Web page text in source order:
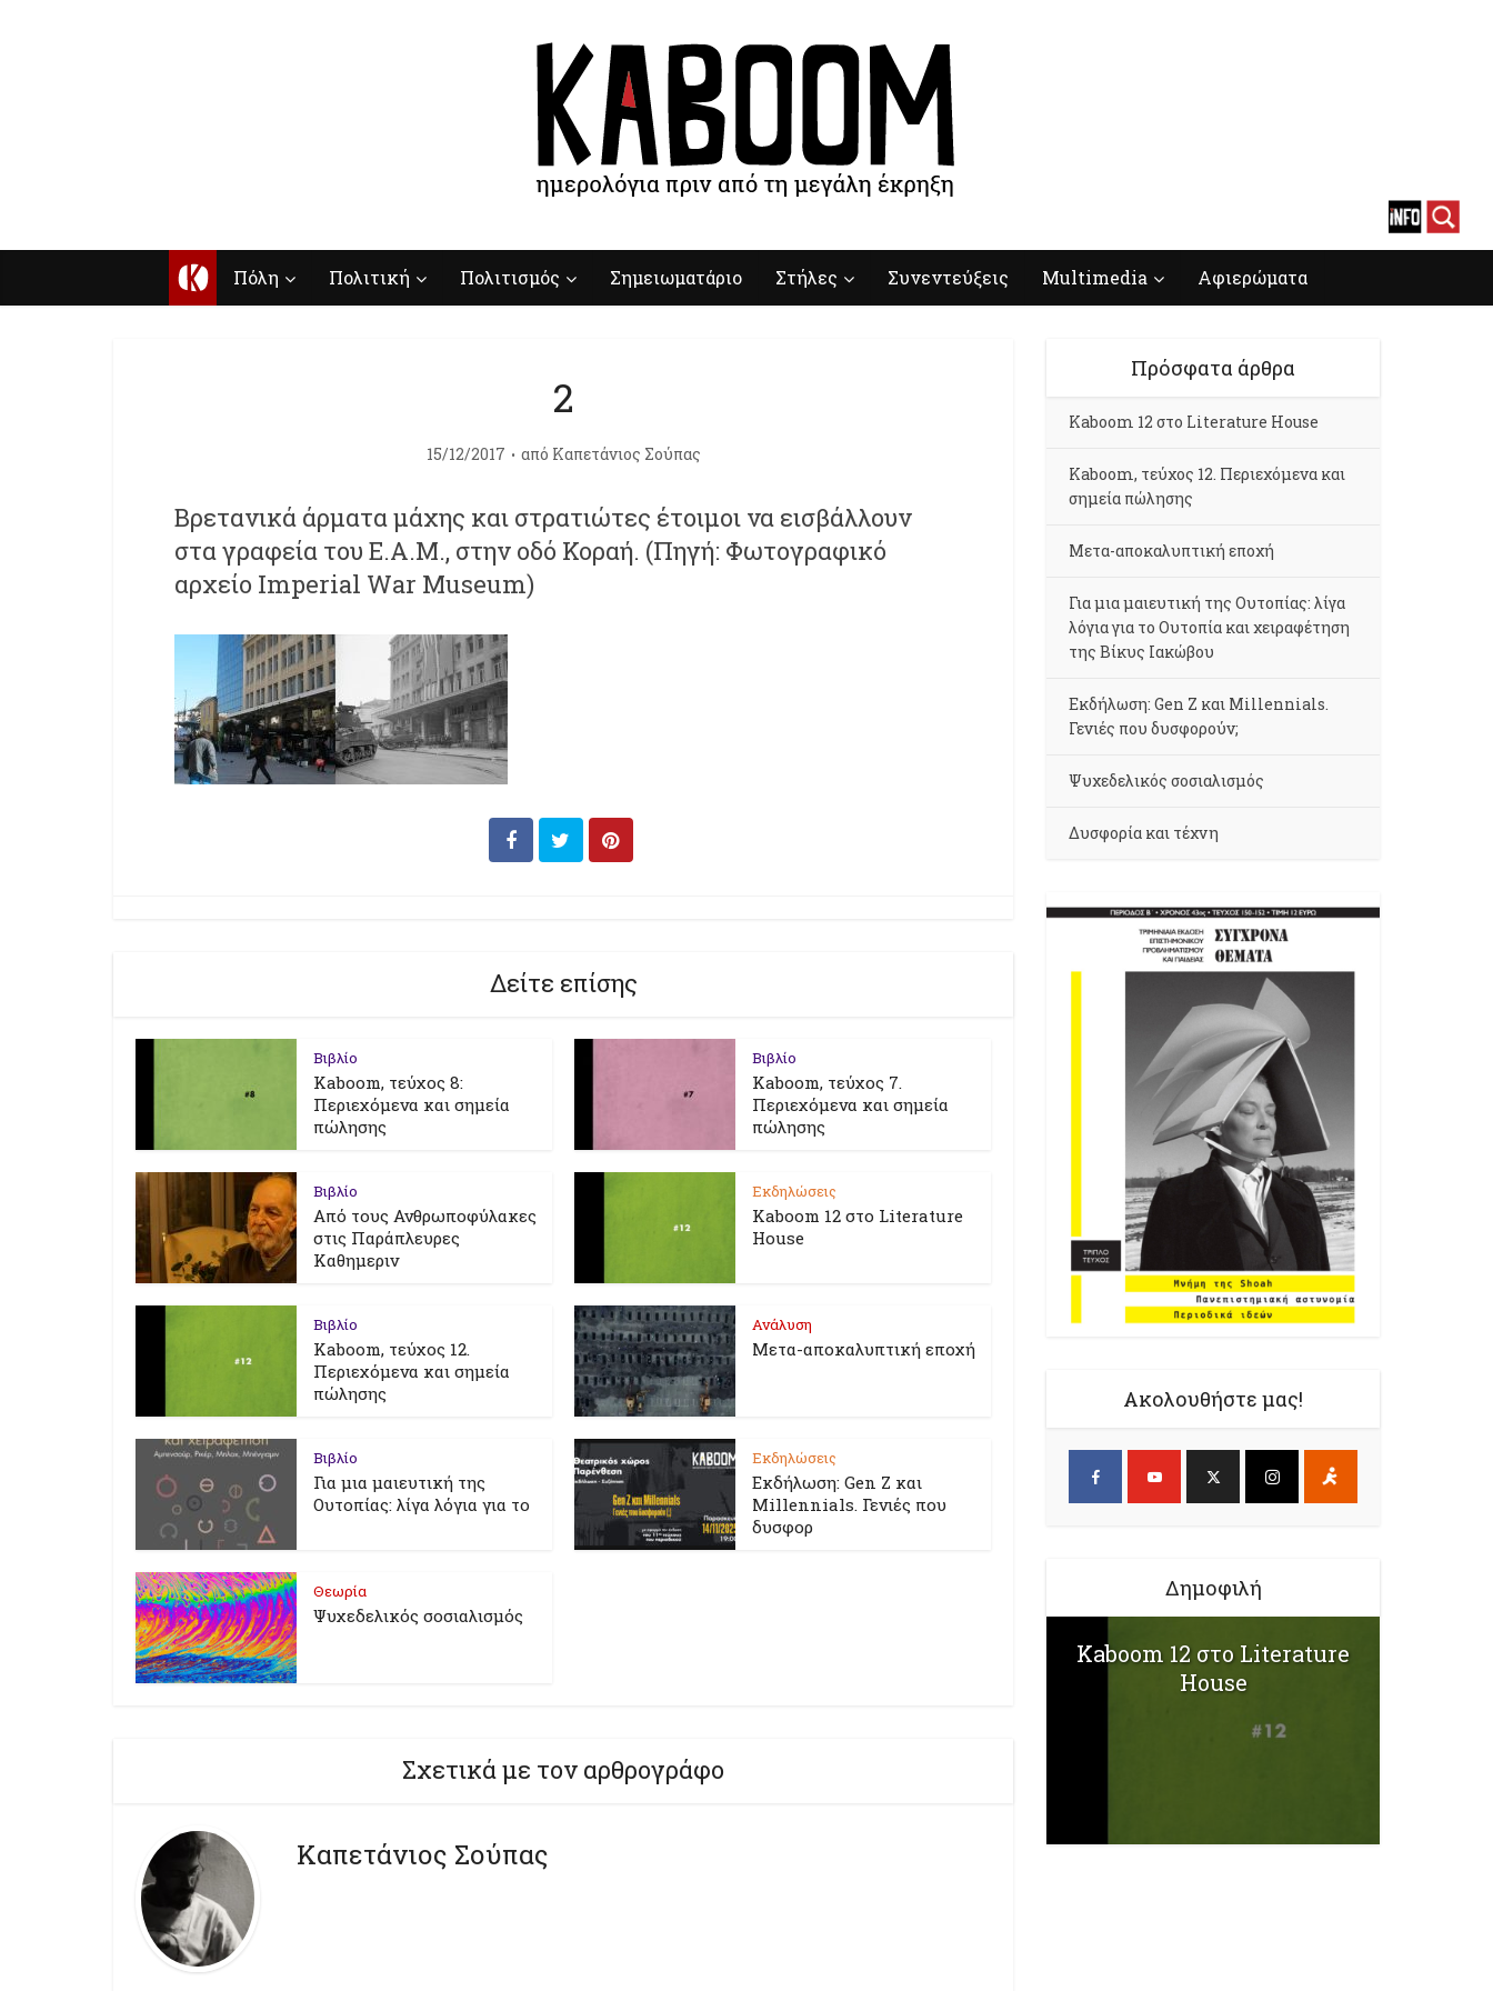
Κ Πόλη Πολιτική Πολιτισμός Σημειωματάριο Στήλες Συνεντεύξεις Multimedia Αφιερώματα
2
15/12/2017 από Καπετάνιος Σούπας
Βρετανικά άρματα μάχης και στρατιώτες έτοιμοι να εισβάλλουν
στα γραφεία του Ε.Α.Μ., στην οδό Κοραή. (Πηγή: Φωτογραφικό
αρχείο Imperial War Museum)
Δείτε επίσης
Βιβλίο
Kaboom, τεύχος 8:
Περιεχόμενα και σημεία
πώλησης
Βιβλίο
Kaboom, τεύχος 7.
Περιεχόμενα και σημεία
πώλησης
Βιβλίο
Από τους Ανθρωποφύλακες
στις Παράπλευρες
Καθημεριν
Εκδηλώσεις
Kaboom 12 στο Literature
House
Βιβλίο
Kaboom, τεύχος 12.
Περιεχόμενα και σημεία
πώλησης
Ανάλυση
Μετα-αποκαλυπτική εποχή
Βιβλίο
Για μια μαιευτική της
Ουτοπίας: λίγα λόγια για το
Εκδηλώσεις
Εκδήλωση: Gen Z και
Millennials. Γενιές που
δυσφορ
Θεωρία
Ψυχεδελικός σοσιαλισμός
Σχετικά με τον αρθρογράφο
Καπετάνιος Σούπας
Πρόσφατα άρθρα
Kaboom 12 στο Literature House
Kaboom, τεύχος 12. Περιεχόμενα και
σημεία πώλησης
Μετα-αποκαλυπτική εποχή
Για μια μαιευτική της Ουτοπίας: λίγα
λόγια για το Ουτοπία και χειραφέτηση
της Βίκυς Ιακώβου
Εκδήλωση: Gen Z και Millennials.
Γενιές που δυσφορούν;
Ψυχεδελικός σοσιαλισμός
Δυσφορία και τέχνη
Ακολουθήστε μας!
Δημοφιλή
Kaboom 12 στο Literature
House